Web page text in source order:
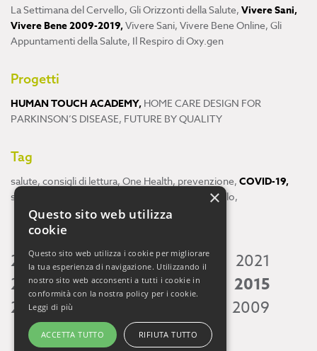
La Settimana del Cervello, Gli Orizzonti della Salute, Vivere Sani,
Vivere Bene 2009-2019,Vivere Sani, Vivere Bene Online, Gli
Appuntamenti della Salute, Il Respiro di Oxy.gen
Progetti
HUMAN TOUCH ACADEMY, HOME CARE DESIGN FOR
PARKINSON’S DISEASE, FUTURE BY QUALITY
Tag
salute, consigli di lettura, One Health, prevenzione, COVID-19,
scienza cervello,
2026 2025 2024 2023 2022
2021
2020 2019 2018 2017 2016
2015
2014 2013 2009
×
Questo sito web utilizza
cookie
Questo sito web utilizza i cookie per migliorare
la tua esperienza di navigazione. Utilizzando il
nostro sito web acconsenti a tutti i cookie in
conformità con la nostra policy per i cookie.
Leggi di più
ACCETTA TUTTO RIFIUTA TUTTO